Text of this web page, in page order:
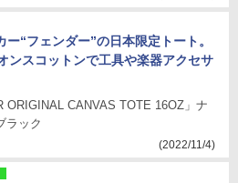
ー“フェンダー”の日本限定トート。
ンスコットンで工具や楽器アクセサ
ORIGINAL CANVAS TOTE 16OZ」ナ
ラック
(2022/11/4)